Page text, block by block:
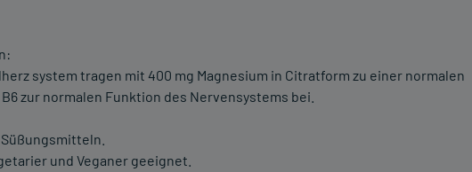
system tragen mit 400 mg Magnesium in Citratform zu einer normalen
zur normalen Funktion des Nervensystems bei.
und Veganer geeignet.